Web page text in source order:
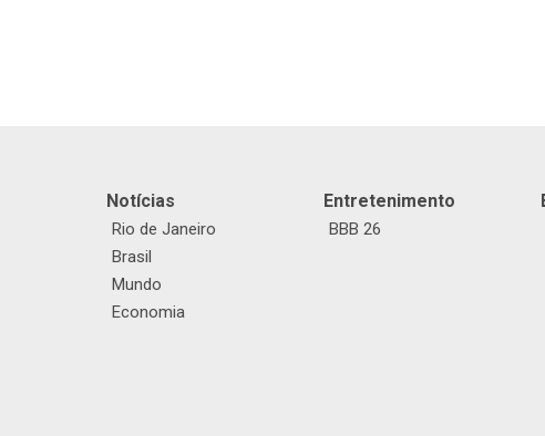
Notícias
Rio de Janeiro
Brasil
Mundo
Economia
Entretenimento
BBB 26